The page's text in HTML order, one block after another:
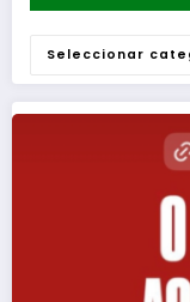
Categorias